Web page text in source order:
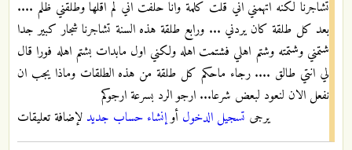
تشاجرنا لكنه اتهمني اني قلت كلمة وانا حلفت اني لم اقلها وطلقني ظلم ....
بعد كل طلقة كان يردني ... ورابع طلقة هذه السنة تشاجرنا شجار كبير جدا
شتمني وشتمته وشتم اهلي فشتمت اهله ولكني اول مابدات بشتم اهله فورا قال
لي انتي طالق .... رجاء ماحكم كل طلقة من هذه الطلقات وماذا يجب ان
نفعل الان لنعود لبعض شرعا... ارجو الرد بسرعة ارجوكم
يرجى تسجيل الدخول أوإنشاء حساب جديد لإضافة تعليقات